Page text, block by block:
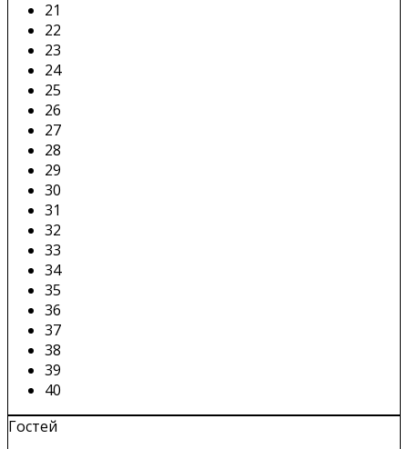
21
22
23
24
25
26
27
28
29
30
31
32
33
34
35
36
37
38
39
40
Гостей